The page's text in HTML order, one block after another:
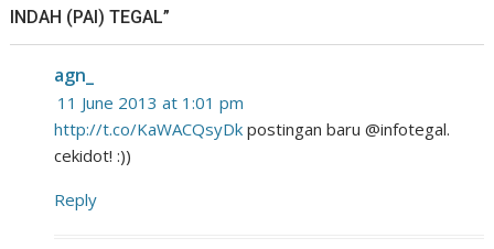
INDAH (PAI) TEGAL”
agn_
11 June 2013 at 1:01 pm
http://t.co/KaWACQsyDk postingan baru @infotegal.
cekidot! :))
Reply